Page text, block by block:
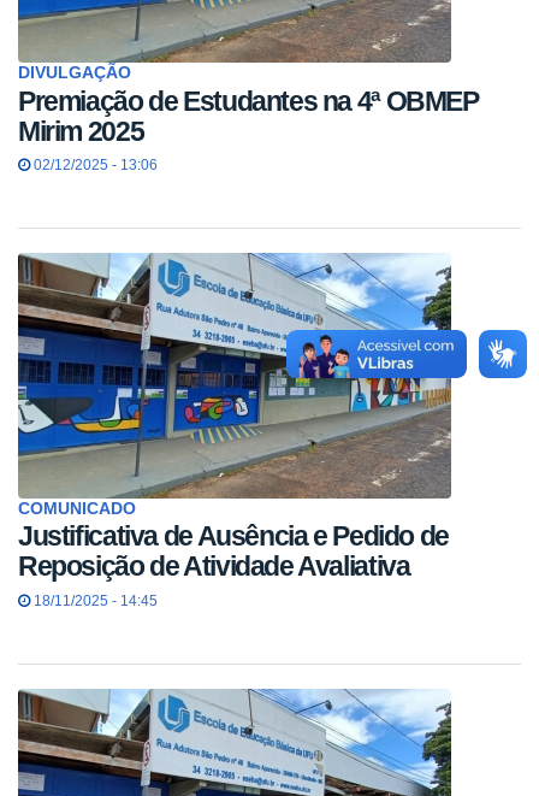
DIVULGAÇÃO
Premiação de Estudantes na 4ª OBMEP
Mirim 2025
02/12/2025 - 13:06
COMUNICADO
Justificativa de Ausência e Pedido de
Reposição de Atividade Avaliativa
18/11/2025 - 14:45